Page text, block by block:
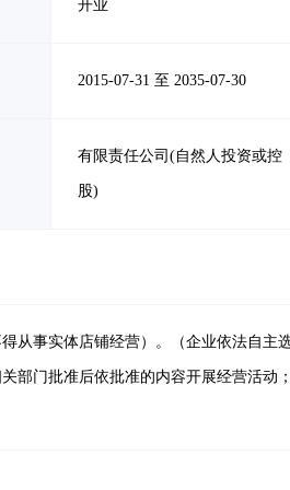
开业
2015-07-31 至 2035-07-30
有限责任公司(自然人投资或控
股)
从事实体店铺经营）。（企业依法自主
部门批准后依批准的内容开展经营活动